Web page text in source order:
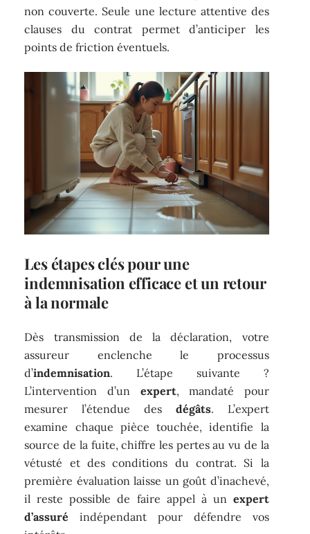
non couverte. Seule une lecture attentive des
clauses du contrat permet d’anticiper les
points de friction éventuels.
Les étapes clés pour une
indemnisation efficace et un retour
à la normale
Dès transmission de la déclaration, votre
assureur enclenche le processus
d’indemnisation. L’étape suivante ?
L’intervention d’un expert, mandaté pour
mesurer l’étendue des dégâts. L’expert
examine chaque pièce touchée, identifie la
source de la fuite, chiffre les pertes au vu de la
vétusté et des conditions du contrat. Si la
première évaluation laisse un goût d’inachevé,
il reste possible de faire appel à un expert
d’assuré indépendant pour défendre vos